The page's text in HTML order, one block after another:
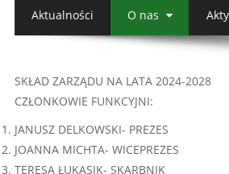
Aktualności O nas
SKŁAD ZARZĄDU NA LATA 2024-2028
CZŁONKOWIE FUNKCYJNI:
JANUSZ DELKOWSKI- PREZES
JOANNA MICHTA- WICEPREZES
TERESA ŁUKASIK- SKARBNIK